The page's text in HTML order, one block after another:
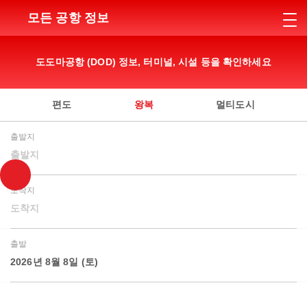
모든 공항 정보
도도마공항 (DOD) 정보, 터미널, 시설 등을 확인하세요
편도 왕복 멀티도시
출발지
출발지
도착지
도착지
출발
2026년 8월 8일 (토)